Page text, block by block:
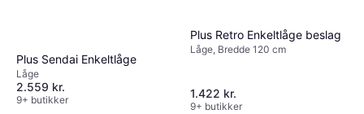
Plus Sendai Enkeltlåge
Låge
2.559 kr.
9+ butikker
Plus Retro Enkeltlåge beslag
Låge, Bredde 120 cm
1.422 kr.
9+ butikker